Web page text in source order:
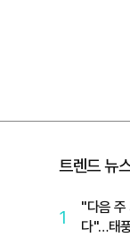
트렌드 뉴
1
"다음 주
다"…태